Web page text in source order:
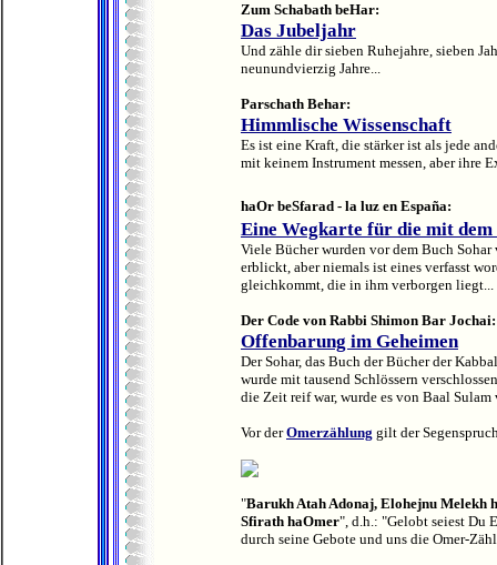
Zum Schabath beHar:
Das Jubeljahr
Und zähle dir sieben Ruhejahre, sieben
neunundvierzig Jahre...
Parschath Behar:
Himmlische Wissenschaft
Es ist eine Kraft, die stärker ist als jede
mit keinem Instrument messen, aber ihre
haOr beSfarad - la luz en España:
Eine Wegkarte für die mit dem
Viele Bücher wurden vor dem Buch Sohar
erblickt, aber niemals ist eines verfasst
gleichkommt, die in ihm verborgen liegt...
Der Code von Rabbi Shimon Bar Jochai:
Offenbarung im Geheimen
Der Sohar, das Buch der Bücher der
wurde mit tausend Schlössern
die Zeit reif war, wurde es von Baal Sulam
Vor derOmerzählung gilt der
"Barukh Atah Adonaj, Elohejnu Melekh
Sfirath haOmer", d.h.: "Gelobt seiest Du
durch seine Gebote und uns die Omer-